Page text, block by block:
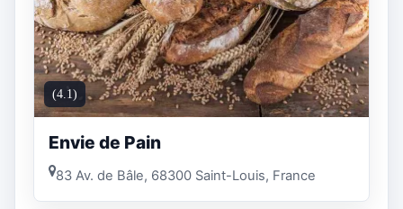
(4.1)
Envie de Pain
83 Av. de Bâle, 68300 Saint-Louis, France